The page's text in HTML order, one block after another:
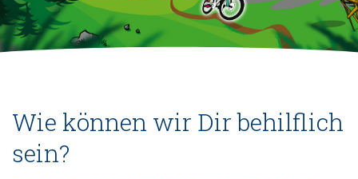
Wie können wir Dir behilflich
sein?